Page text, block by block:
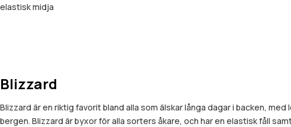
elastisk midja
Blizzard
Blizzard är en riktig favorit bland alla som älskar långa dagar i backen,
bergen. Blizzard är byxor för alla sorters åkare, och har en elastisk fåll